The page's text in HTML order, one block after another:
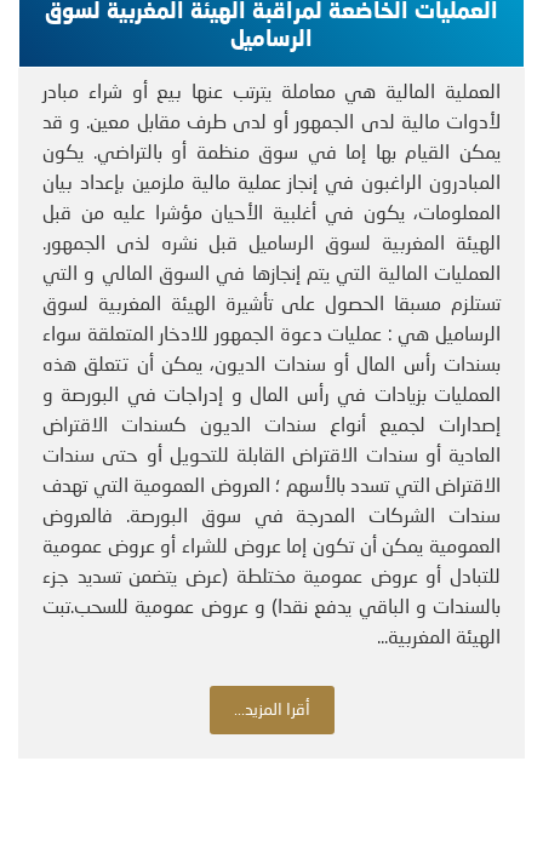
العمليات الخاضعة لمراقبة الهيئة المغربية لسوق
الرساميل
العملية المالية هي معاملة يترتب عنها بيع أو شراء مبادر
لأدوات مالية لدى الجمهور أو لدى طرف مقابل معين. و قد
يمكن القيام بها إما في سوق منظمة أو بالتراضي. يكون
المبادرون الراغبون في إنجاز عملية مالية ملزمين بإعداد بيان
المعلومات، يكون في أغلبية الأحيان مؤشرا عليه من قبل
الهيئة المغربية لسوق الرساميل قبل نشره لذى الجمهور.
العمليات المالية التي يتم إنجازها في السوق المالي و التي
تستلزم مسبقا الحصول على تأشيرة الهيئة المغربية لسوق
الرساميل هي : عمليات دعوة الجمهور للادخار المتعلقة سواء
بسندات رأس المال أو سندات الديون، يمكن أن تتعلق هذه
العمليات بزيادات في رأس المال و إدراجات في البورصة و
إصدارات لجميع أنواع سندات الديون كسندات الاقتراض
العادية أو سندات الاقتراض القابلة للتحويل أو حتى سندات
الاقتراض التي تسدد بالأسهم ؛ العروض العمومية التي تهدف
سندات الشركات المدرجة في سوق البورصة. فالعروض
العمومية يمكن أن تكون إما عروض للشراء أو عروض عمومية
للتبادل أو عروض عمومية مختلطة (عرض يتضمن تسديد جزء
بالسندات و الباقي يدفع نقدا) و عروض عمومية للسحب.تبت
الهيئة المغربية...
أقرا المزيد...